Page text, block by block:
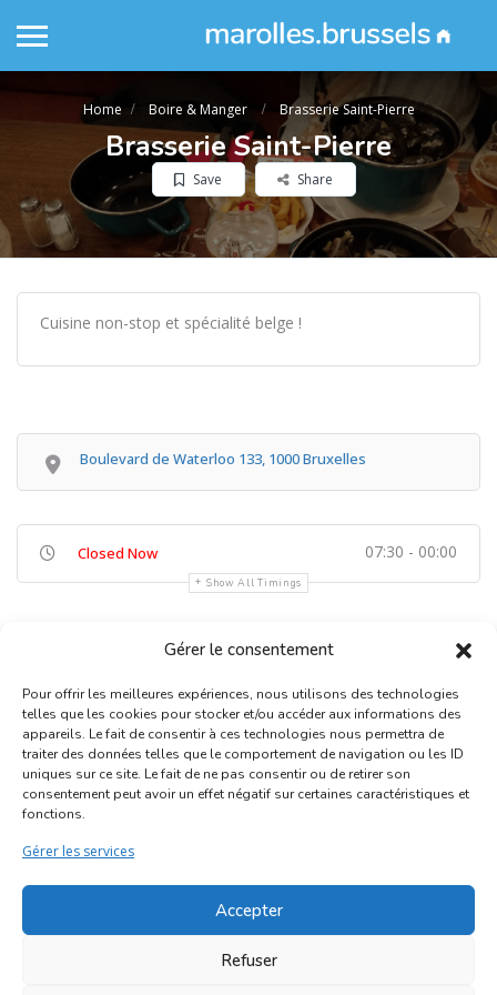
Gérer le consentement
Pour offrir les meilleures expériences, nous utilisons des technologies
telles que les cookies pour stocker et/ou accéder aux informations des
appareils. Le fait de consentir à ces technologies nous permettra de
traiter des données telles que le comportement de navigation ou les ID
uniques sur ce site. Le fait de ne pas consentir ou de retirer son
consentement peut avoir un effet négatif sur certaines caractéristiques et
fonctions.
Gérer les services
Accepter
Refuser
Home Boire & Manger Brasserie Saint-Pierre
Brasserie Saint-Pierre
Save Share
Cuisine non-stop et spécialité belge !
Boulevard de Waterloo 133, 1000 Bruxelles
Closed Now 07:30 - 00:00
Show All Timings
Inscription Commerce
Rue Haute 77 - 1000 Bruxelles
©2017-2026Marolles.brussels• Contact us →
ascombrueg@outlook.com